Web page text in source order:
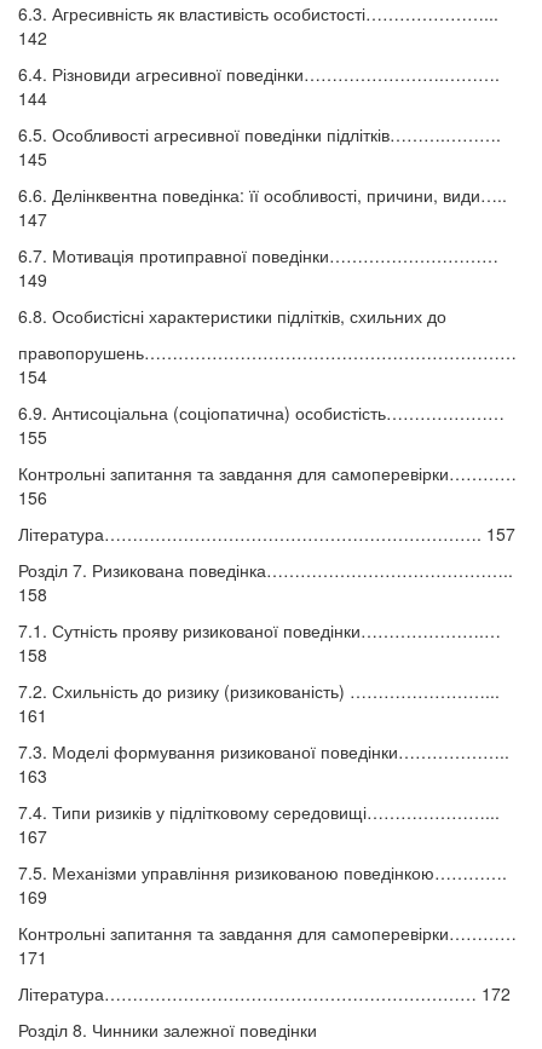
6.3. Агресивність як властивість особистості…………………...
142
6.4. Різновиди агресивної поведінки…………………….……….
144
6.5. Особливості агресивної поведінки підлітків……….……….
145
6.6. Делінквентна поведінка: її особливості, причини, види…..
147
6.7. Мотивація протиправної поведінки…………………………
149
6.8. Особистісні характеристики підлітків, схильних до
правопорушень…………………………………………………………
154
6.9. Антисоціальна (соціопатична) особистість…………………
155
Контрольні запитання та завдання для самоперевірки…………
156
Література…………………………………………………………. 157
Розділ 7. Ризикована поведінка……………………………………..
158
7.1. Сутність прояву ризикованої поведінки………………….…
158
7.2. Схильність до ризику (ризикованість) ……………………...
161
7.3. Моделі формування ризикованої поведінки………………..
163
7.4. Типи ризиків у підлітковому середовищі…………………...
167
7.5. Механізми управління ризикованою поведінкою………….
169
Контрольні запитання та завдання для самоперевірки…………
171
Література………………………………………………………… 172
Розділ 8. Чинники залежної поведінки